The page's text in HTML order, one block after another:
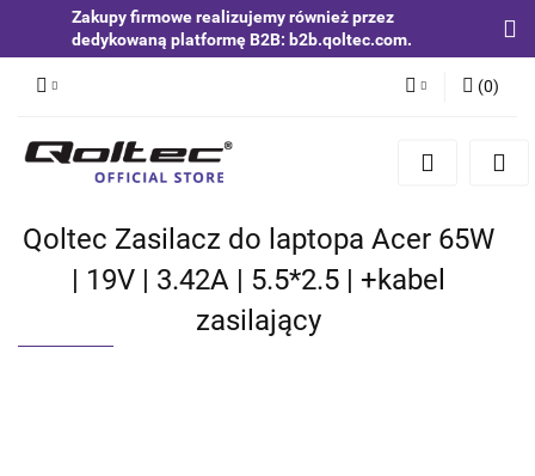
Zakupy firmowe realizujemy również przez
dedykowaną platformę B2B: b2b.qoltec.com.
Zaloguj się
Zgody cookies
(0)
Qoltec Zasilacz do laptopa Acer 65W
| 19V | 3.42A | 5.5*2.5 | +kabel
zasilający